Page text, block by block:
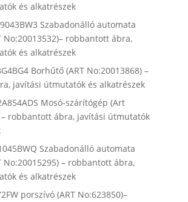
és alkatrészek
Szabadonálló automata
No:20013532)– robbantott ábra,
és alkatrészek
Borhűtő (ART No:20013868) –
javítási útmutatók és alkatrészek
Mosó-szárítógép (Art
– robbantott ábra, javítási útmutatók
Szabadonálló automata
No:20015295) – robbantott ábra,
és alkatrészek
porszívó (ART No:623850)–